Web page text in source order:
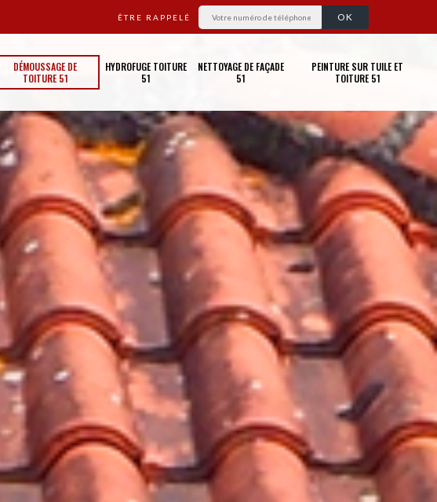
ÊTRE RAPPELÉ
DÉMOUSSAGE DE
TOITURE 51
HYDROFUGE TOITURE
51
NETTOYAGE DE FAÇADE
51
PEINTURE SUR TUILE ET
TOITURE 51